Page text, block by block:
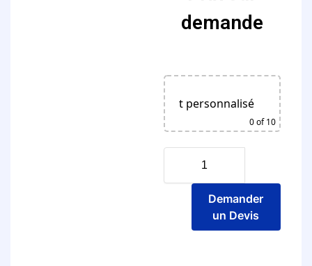
demande
Produit personnalisé
0of 10
Demander
un Devis